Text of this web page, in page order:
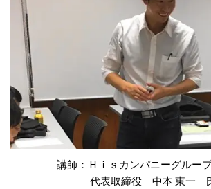
講師：Ｈｉｓカンパニーグルー
代表取締役 中本 東一